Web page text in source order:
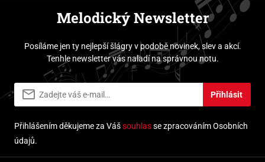
Melodický Newsletter
Posíláme jen ty nejlepší šlágry v podobě novinek, slev a akcí.
Tenhle newsletter vás naladí na správnou notu.
Přihlásit
Přihlášením děkujeme za Vášsouhlasse zpracováním Osobních
údajů.